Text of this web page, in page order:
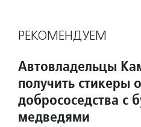
РЕКОМЕНДУЕМ
Автовладельцы
получить стикеры
добрососедства с
медведями